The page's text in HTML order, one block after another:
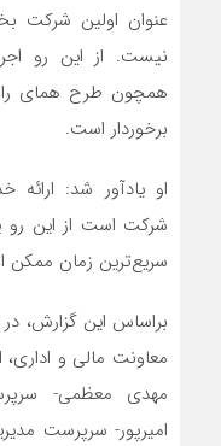
عنوان اولین شرکت
نیست. از این رو
همچون طرح همای
برخوردار است.
او یادآور شد:
شرکت است از این رو
سریع‌ترین زمان ممکن
براساس این گزارش،
معاونت مالی و
مهدی معظمی-
امیرپور- سرپرست